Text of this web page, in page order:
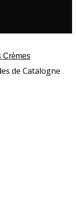
Crèmes
de Catalogne